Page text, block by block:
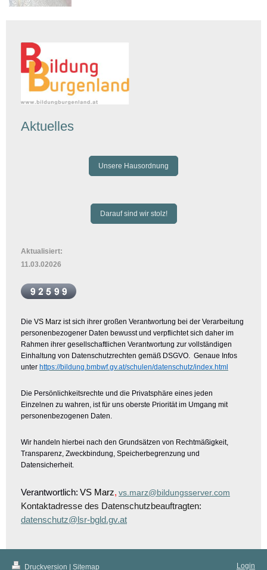
Aktuelles
Unsere Hausordnung
Darauf sind wir stolz!
Aktualisiert:
11.03.02026
Die VS Marz ist sich ihrer großen Verantwortung bei der Verarbeitung
personenbezogener Daten bewusst und verpflichtet sich daher im
Rahmen ihrer gesellschaftlichen Verantwortung zur vollständigen
Einhaltung von Datenschutzrechten gemäß DSGVO. Genaue Infos
unter https://bildung.bmbwf.gv.at/schulen/datenschutz/index.html
Die Persönlichkeitsrechte und die Privatsphäre eines jeden
Einzelnen zu wahren, ist für uns oberste Priorität im Umgang mit
personenbezogenen Daten.
Wir handeln hierbei nach den Grundsätzen von Rechtmäßigkeit,
Transparenz, Zweckbindung, Speicherbegrenzung und
Datensicherheit.
Verantwortlich: VS Marz, vs.marz@bildungsserver.com
Kontaktadresse des Datenschutzbeauftragten:
datenschutz@lsr-bgld.gv.at
Druckversion | Sitemap Login